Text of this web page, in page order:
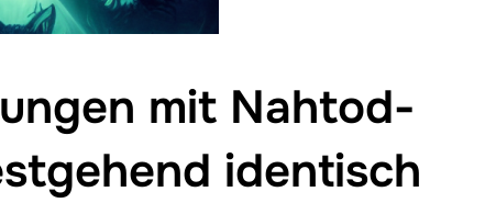
mit Nahtod-
identisch